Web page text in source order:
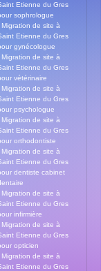
Etienne du Gres
sophrologue
Migration de site à
Etienne du Gres
gynécologue
Migration de site à
Etienne du Gres
vétérinaire
Migration de site à
Etienne du Gres
psychologue
Migration de site à
Etienne du Gres
orthodontiste
Migration de site à
Etienne du Gres
dentiste cabinet
Migration de site à
Etienne du Gres
infirmière
Migration de site à
Etienne du Gres
opticien
Migration de site à
Etienne du Gres